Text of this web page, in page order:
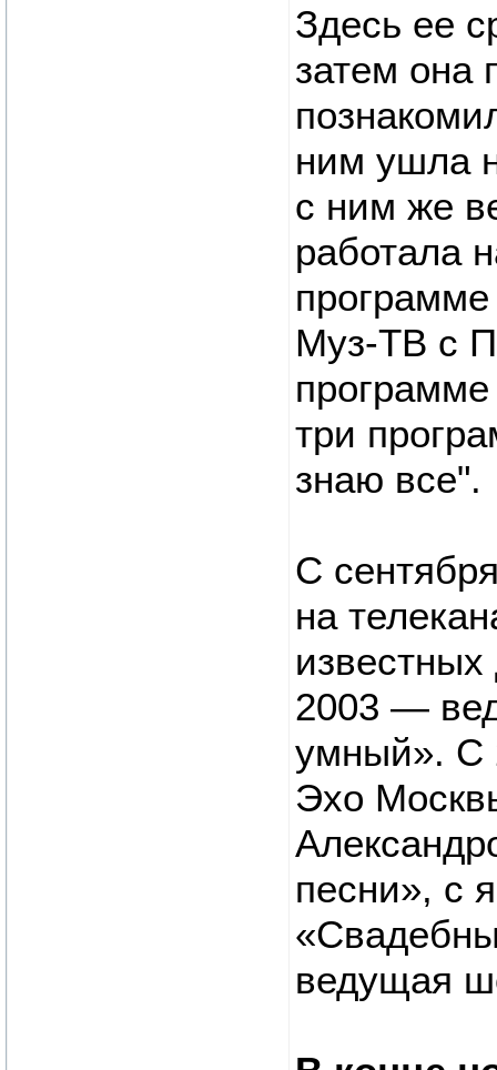
Здесь ее
затем она
ним ушла
с ним же
работала
Mуз-ТВ с
три
знаю все".
С
на
2003 —
умный». С
Эхо
песни», с
ведущая